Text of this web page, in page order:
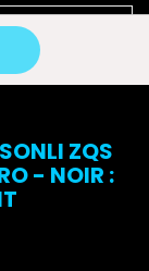
disponible
ZQS
- NOIR :